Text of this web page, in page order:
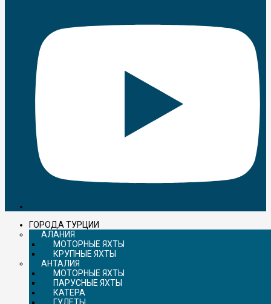
ГОРОДА ТУРЦИИ
АЛАНИЯ
МОТОРНЫЕ ЯХТЫ
КРУПНЫЕ ЯХТЫ
АНТАЛИЯ
МОТОРНЫЕ ЯХТЫ
ПАРУСНЫЕ ЯХТЫ
КАТЕРА
ГУЛЕТЫ